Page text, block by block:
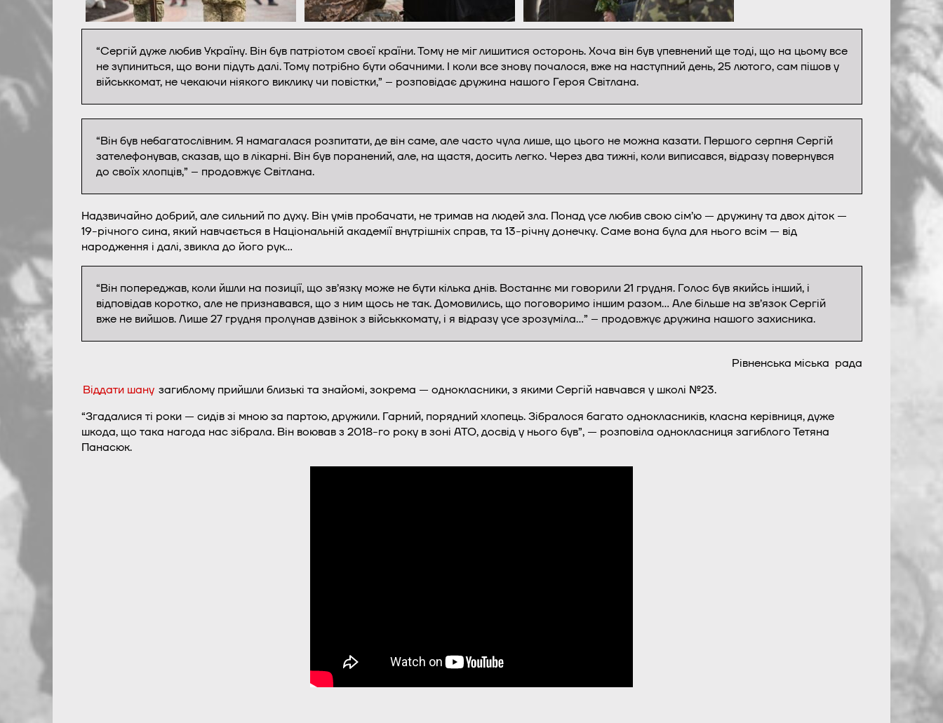
“Сергій дуже любив Україну. Він був патріотом своєї країни. Тому не міг лишитися осторонь. Хоча він був упевнений ще тоді, що на цьому все
не зупиниться, що вони підуть далі. Тому потрібно бути обачними. І коли все знову почалося, вже на наступний день, 25 лютого, сам пішов у
військкомат, не чекаючи ніякого виклику чи повістки,” – розповідає дружина нашого Героя Світлана.
“Він був небагатослівним. Я намагалася розпитати, де він саме, але часто чула лише, що цього не можна казати. Першого серпня Сергій
зателефонував, сказав, що в лікарні. Він був поранений, але, на щастя, досить легко. Через два тижні, коли виписався, відразу повернувся
до своїх хлопців,” – продовжує Світлана.
Надзвичайно добрий, але сильний по духу. Він умів пробачати, не тримав на людей зла. Понад усе любив свою сім’ю — дружину та двох діток —
19-річного сина, який навчається в Національній академії внутрішніх справ, та 13-річну донечку. Саме вона була для нього всім — від
народження і далі, звикла до його рук…
“Він попереджав, коли йшли на позиції, що зв’язку може не бути кілька днів. Востаннє ми говорили 21 грудня. Голос був якийсь інший, і
відповідав коротко, але не признавався, що з ним щось не так. Домовились, що поговоримо іншим разом… Але більше на зв’язок Сергій
вже не вийшов. Лише 27 грудня пролунав дзвінок з військкомату, і я відразу усе зрозуміла…” – продовжує дружина нашого захисника.
Рівненська міська рада
Віддати шану загиблому прийшли близькі та знайомі, зокрема — однокласники, з якими Сергій навчався у школі №23.
“Згадалися ті роки — сидів зі мною за партою, дружили. Гарний, порядний хлопець. Зібралося багато однокласників, класна керівниця, дуже
шкода, що така нагода нас зібрала. Він воював з 2018-го року в зоні АТО, досвід у нього був”, — розповіла однокласниця загиблого Тетяна
Панасюк.